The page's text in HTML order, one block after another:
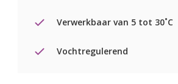
Verwerkbaar van 5 tot 30˚C
Vochtregulerend